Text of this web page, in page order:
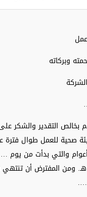
وبركاته
بخالص التقدير والشكر
صحية للعمل طوال فترة
والتي بدأت من
المفترض أن